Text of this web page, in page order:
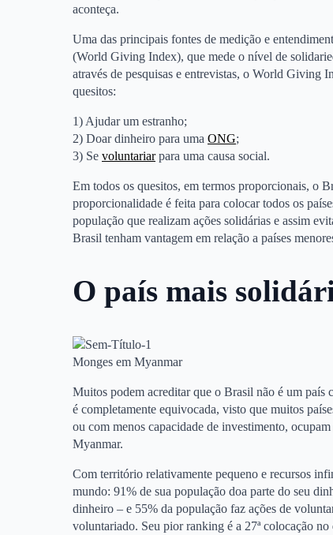
aconteça.
Uma das principais fontes de medição e
(World Giving Index), que mede o nível de
através de pesquisas e entrevistas, o World Giving
quesitos:
1) Ajudar um estranho;
2) Doar dinheiro para uma ONG;
3) Se voluntariarpara uma causa social.
Em todos os quesitos, em termos proporcionais, o
proporcionalidade é feita para colocar todos os
população que realizam ações solidárias e assim
Brasil tenham vantagem em relação a países
O país mais
Monges em Myanmar
Muitos podem acreditar que o Brasil não é um país
é completamente equivocada, visto que muitos
ou com menos capacidade de investimento,
Myanmar.
Com território relativamente pequeno e recursos
mundo: 91% de sua população doa parte do seu
dinheiro – e 55% da população faz ações de
voluntariado. Seu pior ranking é a 27ª colocação